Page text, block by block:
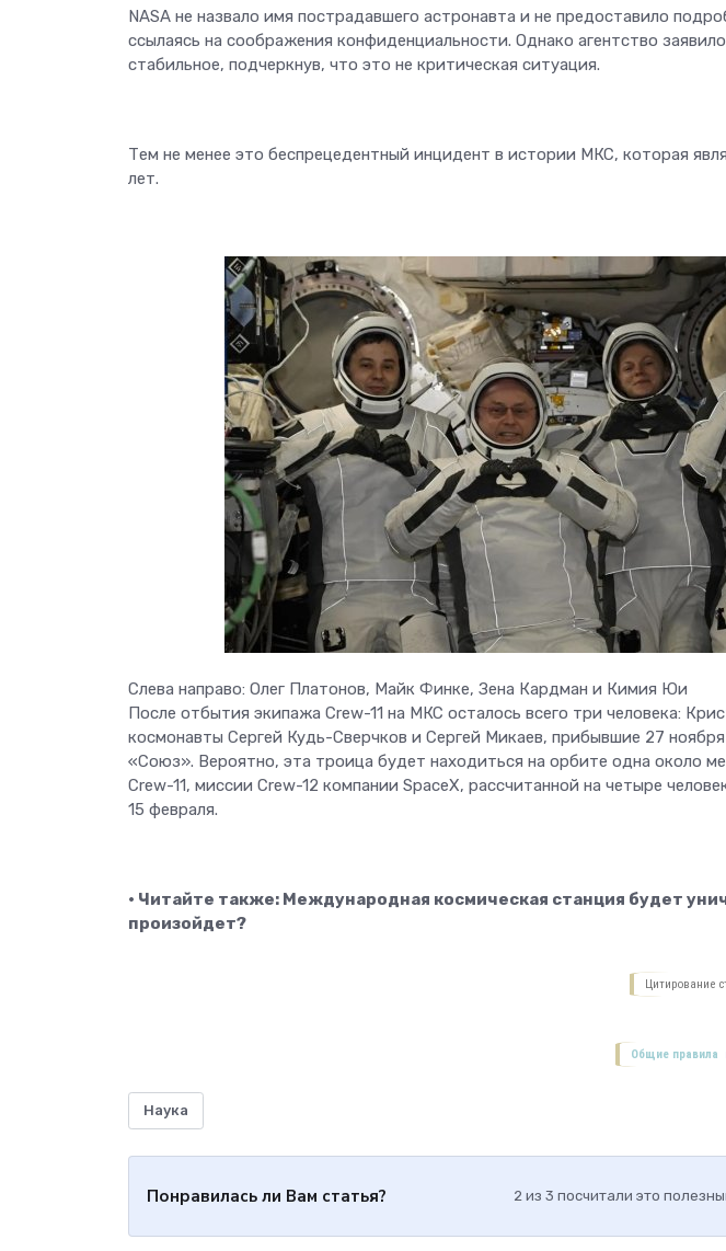
NASA не назвало имя пострадавшего астронавта и не предоставило
ссылаясь на соображения конфиденциальности. Однако агентство
стабильное, подчеркнув, что это не критическая ситуация.
Тем не менее это беспрецедентный инцидент в истории МКС, которая
лет.
Слева направо: Олег Платонов, Майк Финке, Зена Кардман и Кимия Юи
После отбытия экипажа Crew-11 на МКС осталось всего три человека:
космонавты Сергей Кудь-Сверчков и Сергей Микаев, прибывшие 27
«Союз». Вероятно, эта троица будет находиться на орбите одна около
Crew-11, миссии Crew-12 компании SpaceX, рассчитанной на четыре
15 февраля.
• Читайте также: Международная космическая станция будет
произойдет?
Цитирование
Общие правила
Наука
Понравилась ли Вам статья? 2из 3 посчитали это